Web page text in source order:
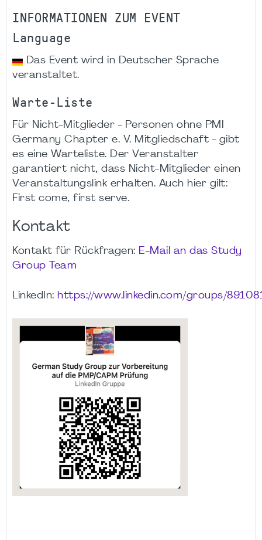
INFORMATIONEN ZUM EVENT
Language
Das Event wird in Deutscher Sprache
veranstaltet.
Warte-Liste
Für Nicht-Mitglieder - Personen ohne PMI
Germany Chapter e. V. Mitgliedschaft - gibt
es eine Warteliste. Der Veranstalter
garantiert nicht, dass Nicht-Mitglieder einen
Veranstaltungslink erhalten. Auch hier gilt:
First come, first serve.
Kontakt
Kontakt für Rückfragen: E-Mail an das Study
Group Team
LinkedIn: https://www.linkedin.com/groups/